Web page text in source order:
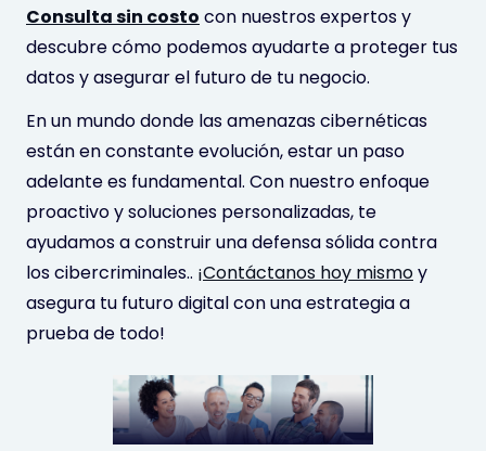
Consulta sin costo con nuestros expertos y
descubre cómo podemos ayudarte a proteger tus
datos y asegurar el futuro de tu negocio.
En un mundo donde las amenazas cibernéticas
están en constante evolución, estar un paso
adelante es fundamental. Con nuestro enfoque
proactivo y soluciones personalizadas, te
ayudamos a construir una defensa sólida contra
los cibercriminales.. ¡Contáctanos hoy mismoy
asegura tu futuro digital con una estrategia a
prueba de todo!